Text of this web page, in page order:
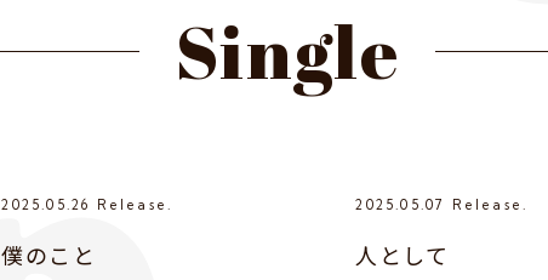
Single
2025.05.26 Release.
僕のこと
2025.05.07 Release.
人として